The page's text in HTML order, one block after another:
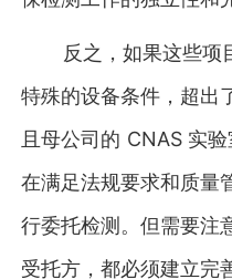
反之，如果这些项
特殊的设备条件，超出
且母公司的 CNAS 实
在满足法规要求和质量
行委托检测。但需要注
受托方，都必须建立完